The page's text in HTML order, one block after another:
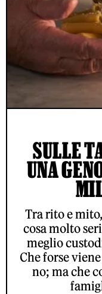
SULLE
UNA
Tra rito e
cosa molto
meglio
Che forse
no; ma che